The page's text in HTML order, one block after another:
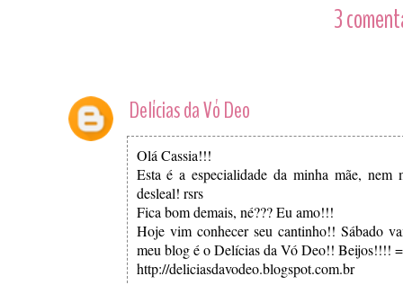
3
Delícias da Vó Deo
Olá Cassia!!!
Esta é a especialidade da minha mãe, nem
desleal! rsrs
Fica bom demais, né??? Eu amo!!!
Hoje vim conhecer seu cantinho!! Sábado
meu blog é o Delícias da Vó Deo!! Beijos!!!!
http://deliciasdavodeo.blogspot.com.br